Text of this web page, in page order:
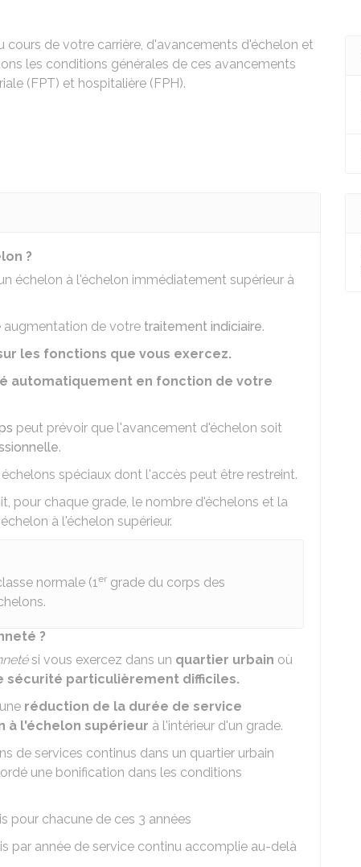
cours de votre carrière, d'avancements d'échelon et
les conditions générales de ces avancements
(FPT) et hospitalière (FPH).
?
échelon à l'échelon immédiatement supérieur à
augmentation de votre traitement indiciaire.
les fonctions que vous exercez.
automatiquement en fonction de votre
peut prévoir que l'avancement d'échelon soit
.
spéciaux dont l'accès peut être restreint.
pour chaque grade, le nombre d'échelons et la
à l'échelon supérieur.
normale (1er grade du corps des
?
si vous exercez dans un quartier urbain où
sécurité particulièrement difficiles.
réduction de la durée de service
à l'échelon supérieur à l'intérieur d'un grade.
de services continus dans un quartier urbain
une bonification dans les conditions
pour chacune de ces 3 années
par année de service continu accomplie au-delà